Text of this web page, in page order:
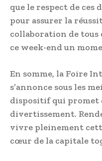
que le respect de ces
pour assurer la
collaboration de tous
ce week-end un
En somme, la Foire
s’annonce sous les
dispositif qui promet
divertissement.
vivre pleinement
cœur de la capitale